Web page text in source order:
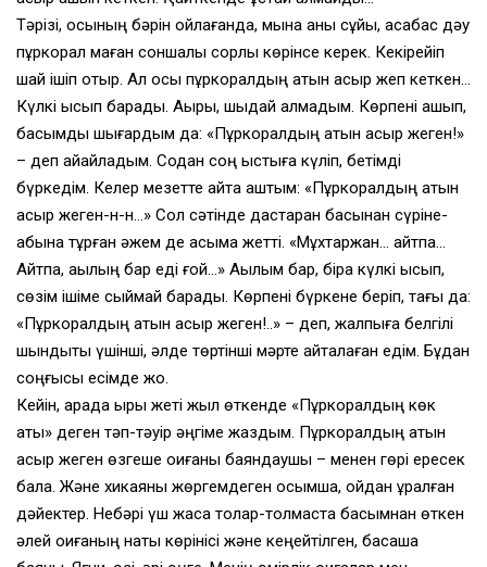
Тәрізі, осының бәрін ойлағанда, мына қаны сұйық, қасқабас дәу
пұркорал маған соншалық сорлы көрінсе керек. Кекірейіп
шай ішіп отыр. Ал осы пұркоралдың атын қасқыр жеп кеткен…
Күлкі қысып барады. Ақыры, шыдай алмадым. Көрпені ашып,
басымды шығардым да: «Пұркоралдың атын қасқыр жеген!»
– деп айқайладым. Содан соң қыстыға күліп, бетімді
бүркедім. Келер мезетте қайта аштым: «Пұркоралдың атын
қасқыр жеген-н-н…» Сол сәтінде дастарқан басынан сүріне-
қабына тұрған әжем де қасыма жетті. «Мұхтаржан… айтпа…
Айтпа, ақылың бар еді ғой…» Ақылым бар, бірақ күлкі қысып,
сөзім ішіме сыймай барады. Көрпені бүркене беріп, тағы да:
«Пұркоралдың атын қасқыр жеген!..» – деп, жалпыға белгілі
шындықты үшінші, әлде төртінші мәрте қайталаған едім. Бұдан
соңғысы есімде жоқ.
Кейін, арада қырық жеті жыл өткенде «Пұркоралдың көк
аты» деген тәп-тәуір әңгіме жаздым. Пұркоралдың атын
қасқыр жеген өзгеше оқиғаны баяндаушы – менен гөрі ересек
бала. Және хикаяны жөргемдеген қосымша, ойдан құралған
дәйектер. Небәрі үш жасқа толар-толмаста басымнан өткен
әлей оқиғаның нақты көрінісі және кеңейтілген, басқаша